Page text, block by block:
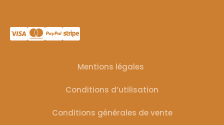
Mentions légales
Conditions d’utilisation
Conditions générales de vente